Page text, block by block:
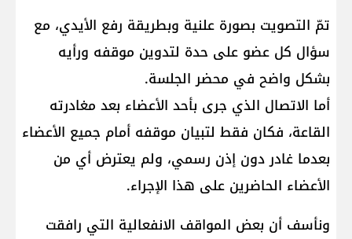
تمّ التصويت بصورة علنية وبطريقة رفع الأيدي، مع
سؤال كل عضو على حدة لتدوين موقفه ورأيه
بشكل واضح في محضر الجلسة.
أما الاتصال الذي جرى بأحد الأعضاء بعد مغادرته
القاعة، فكان فقط لتبيان موقفه أمام جميع الأعضاء
بعدما غادر دون إذن رسمي، ولم يعترض أي من
الأعضاء الحاضرين على هذا الإجراء.
ونأسف أن بعض المواقف الانفعالية التي رافقت